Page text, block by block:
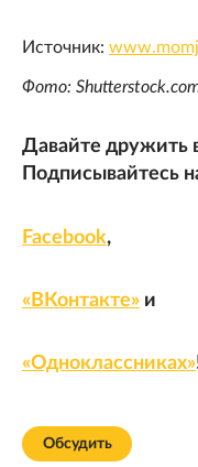
Источник:
Фото:
Давайте дружить
Подписывайтесь
Facebook,
«ВКонтакте» и
«Одноклассниках»
Обсудить